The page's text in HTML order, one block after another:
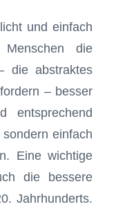
und einfach
die
die abstraktes
– besser
entsprechend
einfach
Eine wichtige
die bessere
Jahrhunderts.